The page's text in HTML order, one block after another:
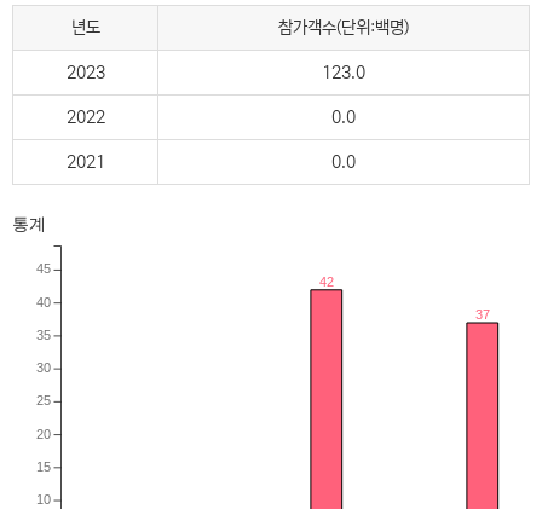
년도
참가객수(단위:백명)
2023 123.0
2022 0.0
2021 0.0
통계
42
37
10
15
20
25
30
35
40
45